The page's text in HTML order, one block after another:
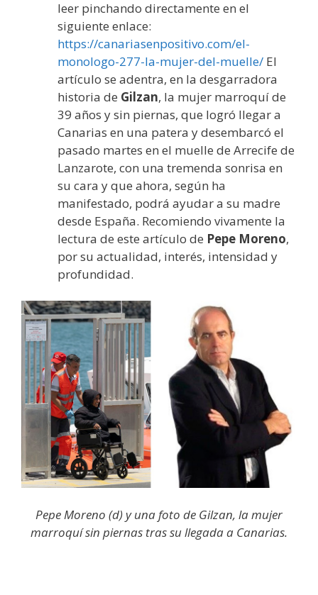
leer pinchando directamente en el
siguiente enlace:
https://canariasenpositivo.com/el-
monologo-277-la-mujer-del-muelle/ El
artículo se adentra, en la desgarradora
historia de Gilzan, la mujer marroquí de
39 años y sin piernas, que logró llegar a
Canarias en una patera y desembarcó el
pasado martes en el muelle de Arrecife de
Lanzarote, con una tremenda sonrisa en
su cara y que ahora, según ha
manifestado, podrá ayudar a su madre
desde España. Recomiendo vivamente la
lectura de este artículo de Pepe Moreno,
por su actualidad, interés, intensidad y
profundidad.
Pepe Moreno (d) y una foto de Gilzan, la mujer
marroquí sin piernas tras su llegada a Canarias.